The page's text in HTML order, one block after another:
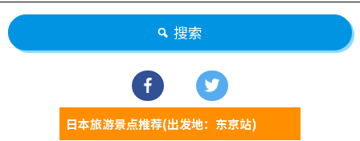
搜索
日本旅游景点推荐(出发地：东京站)